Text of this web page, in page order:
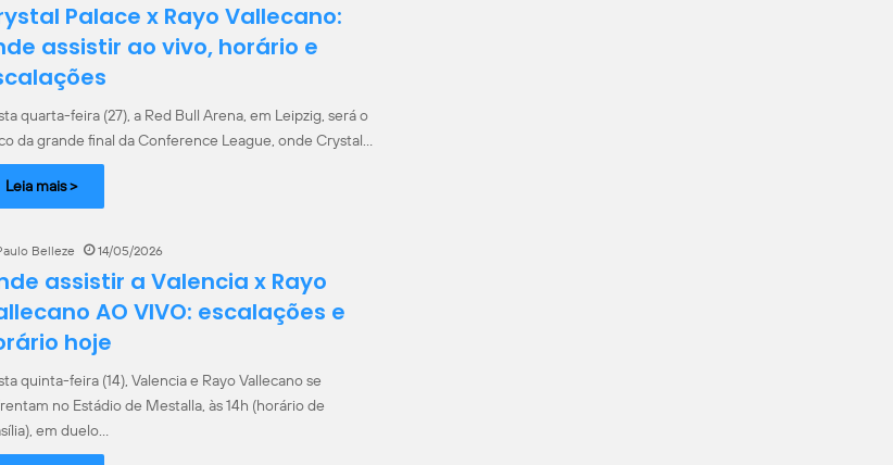
Palace x Rayo Vallecano:
assistir ao vivo, horário e
quarta-feira (27), a Red Bull Arena, em Leipzig, será o
da grande final da Conference League, onde Crystal…
Leia mais >
Belleze 14/05/2026
assistir a Valencia x Rayo
AO VIVO: escalações e
hoje
quinta-feira (14), Valencia e Rayo Vallecano se
no Estádio de Mestalla, às 14h (horário de
em duelo…